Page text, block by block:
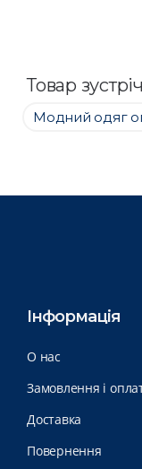
Товар
Модний одяг
Інформація
О нас
Замовлення і
Доставка
Повернення